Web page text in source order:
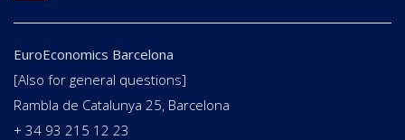
EuroEconomics Barcelona
[Also for general questions]
Rambla de Catalunya 25, Barcelona
+ 34 93 215 12 23